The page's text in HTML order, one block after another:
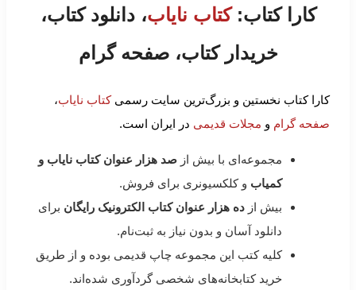
کارا کتاب:کتاب نایاب، دانلود کتاب،
خریدار کتاب، صفحه گرام
کارا کتاب نخستین و بزرگ‌ترین سایت رسمیکتاب نایاب،
صفحه گرام و مجلات قدیمی در ایران است.
مجموعه‌ای با بیش از صد هزار عنوان کتاب نایاب و
کمیاب و کلکسیونری برای فروش.
بیش از ده هزار عنوان کتاب الکترونیک رایگان برای
دانلود آسان و بدون نیاز به ثبت‌نام.
کلیه کتب این مجموعه چاپ قدیمی بوده و از طریق
خرید کتابخانه‌های شخصی گردآوری شده‌اند.